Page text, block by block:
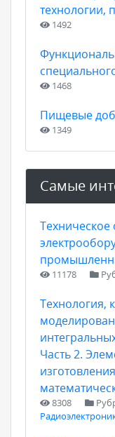
технологии,
1492
1468
Пищевые
1349
Самые
11178
Технология,
Часть 2.
8308